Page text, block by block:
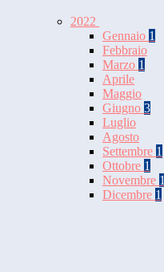
2022
Gennaio 1
Febbraio
Marzo 1
Aprile
Maggio
Giugno 3
Luglio
Agosto
Settembre 1
Ottobre 1
Novembre 1
Dicembre 1